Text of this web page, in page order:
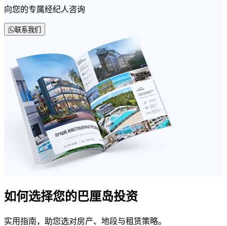
向您的专属经纪人咨询
联系我们
如何选择您的巴厘岛投资
实用指南，助您选对房产、地段与租赁策略。